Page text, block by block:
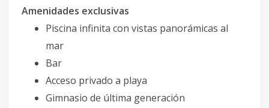
Amenidades exclusivas
Piscina infinita con vistas panorámicas al
mar
Bar
Acceso privado a playa
Gimnasio de última generación